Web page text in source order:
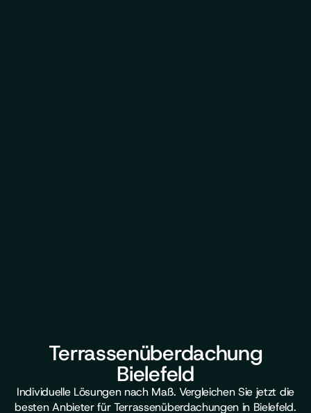
Terrassenüberdachung
Bielefeld
Individuelle Lösungen nach Maß. Vergleichen Sie jetzt die
besten Anbieter für Terrassenüberdachungen in Bielefeld.